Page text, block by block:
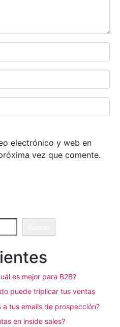
electrónico y web en
vez que comente.
es mejor para B2B?
puede triplicar tus ventas
a tus emails de prospección?
en inside sales?